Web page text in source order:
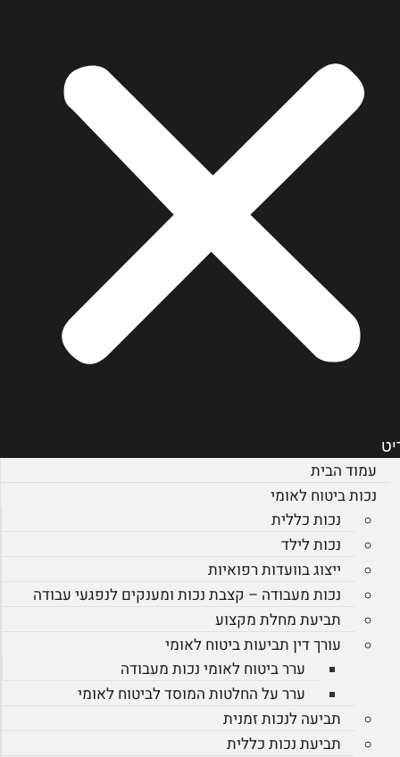
עמוד הבית
נכות ביטוח לאומי
נכות כללית
נכות לילד
ייצוג בוועדות רפואיות
נכות מעבודה – קצבת נכות ומענקים לנפגעי עבודה
תביעת מחלת מקצוע
עורך דין תביעות ביטוח לאומי
ערר ביטוח לאומי נכות מעבודה
ערר על החלטות המוסד לביטוח לאומי
תביעה לנכות זמנית
תביעת נכות כללית